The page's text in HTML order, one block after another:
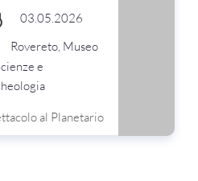
03.05.2026
Rovereto, Museo
e
al Planetario